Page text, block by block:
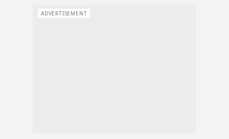
ADVERTISEMENT